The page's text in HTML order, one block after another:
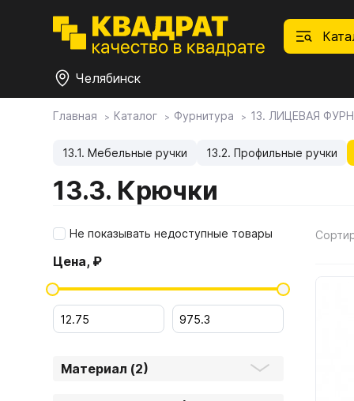
Челябинск
Плитные материалы
Фурнитура
1.1.
1.3.
1.4.
1.5.
1.6.
Столешницы
Мой ЭГГЕР
Главная Каталог Фурнитура 13. ЛИЦЕВАЯ
13.1. Мебельные ручки 13.2. Профильные ручки
13.3. Крючки
Не показывать недоступные товары
Цена, ₽
Материал (2)